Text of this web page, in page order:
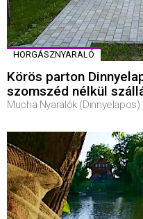
HORGÁSZNYARALÓ
Körös parton
szomszéd nélkül
Mucha Nyaralók